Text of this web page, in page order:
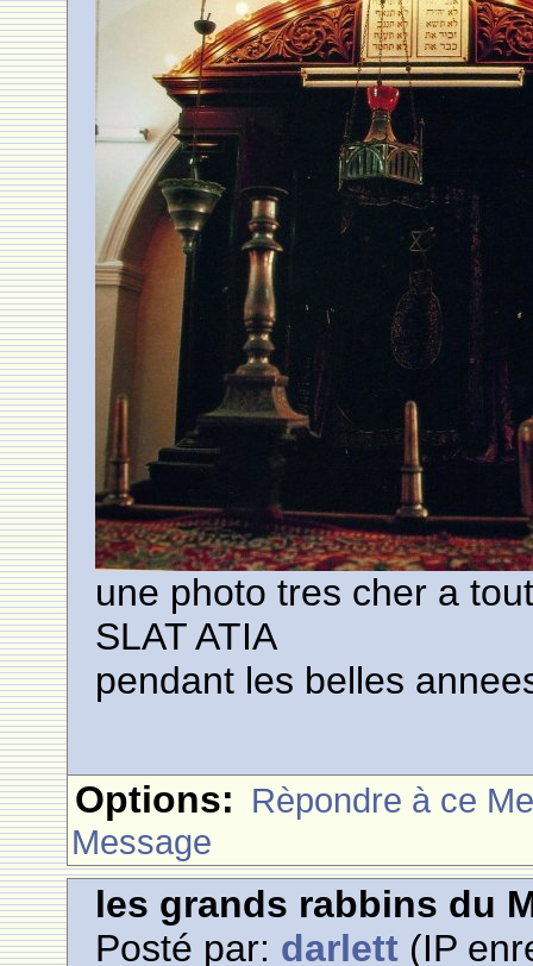
une photo tres cher a
SLAT ATIA
pendant les belles
Options: Rèpondre à ce
Message
les grands rabbins du
Posté par: darlett (IP